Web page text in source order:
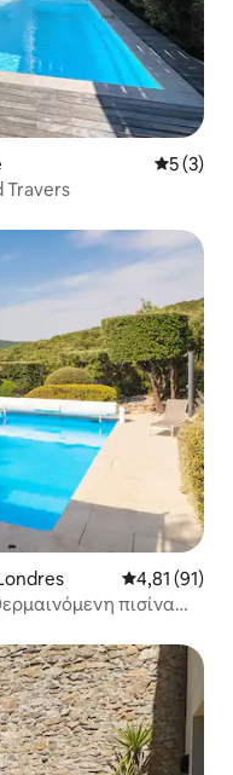
Μέση
5 (3)
Travers
Μέση
4,81 (91)
πισίνα